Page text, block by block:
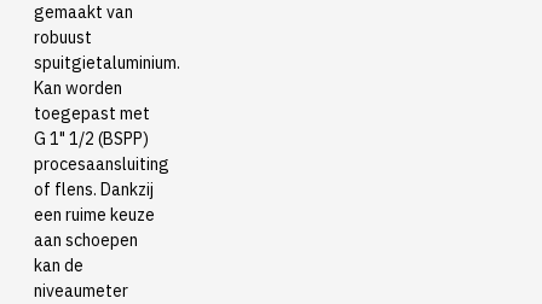
gemaakt van
robuust
spuitgietaluminium.
Kan worden
toegepast met
G 1" 1/2 (BSPP)
procesaansluiting
of flens. Dankzij
een ruime keuze
aan schoepen
kan de
niveaumeter